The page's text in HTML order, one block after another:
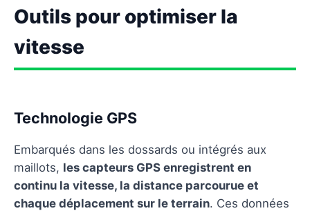
Outils pour optimiser la
vitesse
Technologie GPS
Embarqués dans les dossards ou intégrés aux
maillots, les capteurs GPS enregistrent en
continu la vitesse, la distance parcourue et
chaque déplacement sur le terrain. Ces données